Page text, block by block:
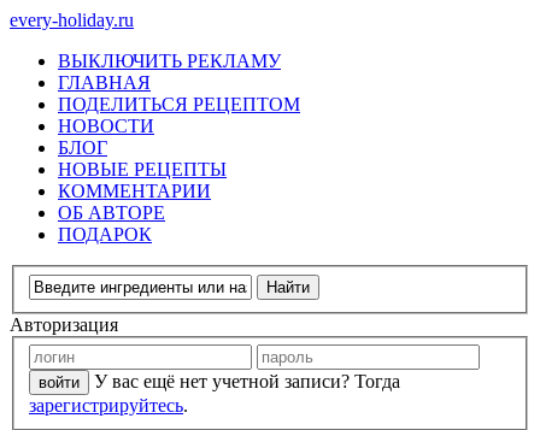
every-holiday.ru
ВЫКЛЮЧИТЬ РЕКЛАМУ
ГЛАВНАЯ
ПОДЕЛИТЬСЯ РЕЦЕПТОМ
НОВОСТИ
БЛОГ
НОВЫЕ РЕЦЕПТЫ
КОММЕНТАРИИ
ОБ АВТОРЕ
ПОДАРОК
Авторизация
У вас ещё нет учетной записи? Тогда
зарегистрируйтесь.